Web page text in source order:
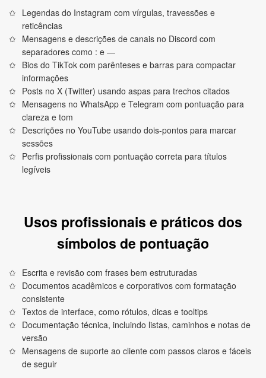
Legendas do Instagram com vírgulas, travessões e
reticências
Mensagens e descrições de canais no Discord com
separadores como : e —
Bios do TikTok com parênteses e barras para compactar
informações
Posts no X (Twitter) usando aspas para trechos citados
Mensagens no WhatsApp e Telegram com pontuação para
clareza e tom
Descrições no YouTube usando dois-pontos para marcar
sessões
Perfis profissionais com pontuação correta para títulos
legíveis
Usos profissionais e práticos dos
símbolos de pontuação
Escrita e revisão com frases bem estruturadas
Documentos acadêmicos e corporativos com formatação
consistente
Textos de interface, como rótulos, dicas e tooltips
Documentação técnica, incluindo listas, caminhos e notas de
versão
Mensagens de suporte ao cliente com passos claros e fáceis
de seguir